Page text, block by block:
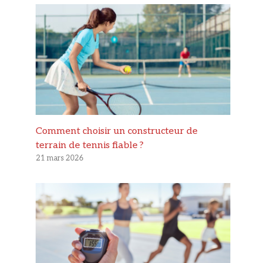
Comment choisir un constructeur de
terrain de tennis fiable ?
21 mars 2026